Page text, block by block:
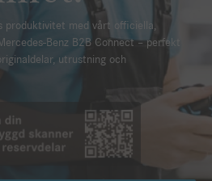
produktivitet med vårt officiella,
Benz B2B Connect – perfekt
utrustning och